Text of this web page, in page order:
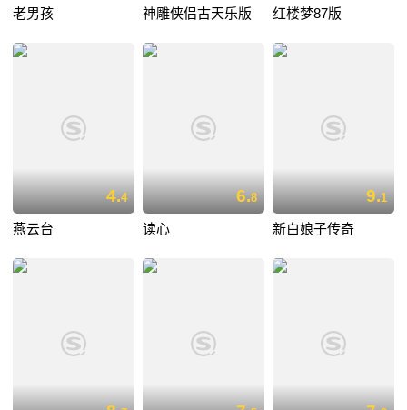
老男孩 神雕侠侣古天乐版 红楼梦87版
4.4
燕云台
6.8
读心
9.1
新白娘子传奇